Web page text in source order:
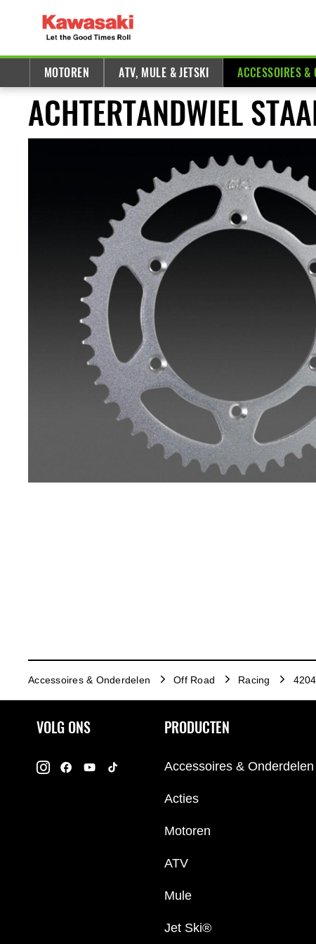
MOTOREN ATV, MULE & JETSKI ACCESSOIRES &
ACHTERTANDWIEL
Accessoires & Onderdelen Off Road Racing
VOLG ONS PRODUCTEN
Accessoires & Onderdelen
Acties
Motoren
ATV
Mule
Jet Ski®